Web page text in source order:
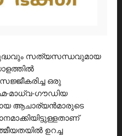
സത്യസന്ധവുമായ
ഒരു
മാധ്വ-ഗൗഡിയ
ആചാര്യൻമാരുടെ
ഉറച്ച